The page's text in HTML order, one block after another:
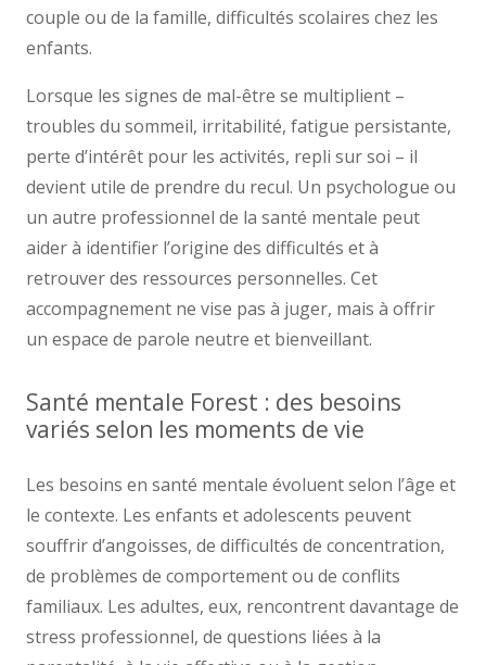
couple ou de la famille, difficultés scolaires chez les
enfants.
Lorsque les signes de mal-être se multiplient –
troubles du sommeil, irritabilité, fatigue persistante,
perte d’intérêt pour les activités, repli sur soi – il
devient utile de prendre du recul. Un psychologue ou
un autre professionnel de la santé mentale peut
aider à identifier l’origine des difficultés et à
retrouver des ressources personnelles. Cet
accompagnement ne vise pas à juger, mais à offrir
un espace de parole neutre et bienveillant.
Santé mentale Forest : des besoins
variés selon les moments de vie
Les besoins en santé mentale évoluent selon l’âge et
le contexte. Les enfants et adolescents peuvent
souffrir d’angoisses, de difficultés de concentration,
de problèmes de comportement ou de conflits
familiaux. Les adultes, eux, rencontrent davantage de
stress professionnel, de questions liées à la